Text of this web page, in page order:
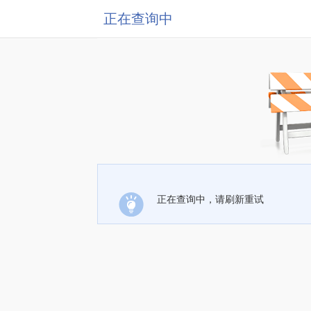
正在查询中
正在查询中，请刷新重试